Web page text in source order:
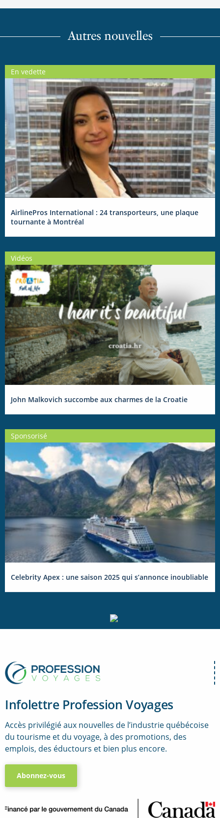
Autres nouvelles
En vedette
AirlinePros International : 24 transporteurs, une plaque
tournante à Montréal
Vidéos
John Malkovich succombe aux charmes de la Croatie
Sponsorisé
Celebrity Apex : une saison 2025 qui s’annonce inoubliable
Infolettre Profession Voyages
Accès privilégié aux nouvelles de l’industrie québécoise
du tourisme et du voyage, à des promotions, des
emplois, des éductours et bien plus encore.
Abonnez-vous